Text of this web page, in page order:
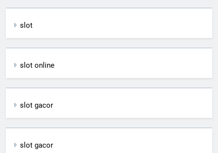
slot
slot online
slot gacor
slot gacor